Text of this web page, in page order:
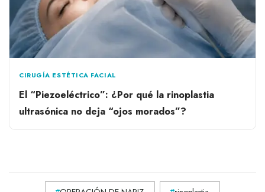
CIRUGÍA ESTÉTICA FACIAL
El “Piezoeléctrico”: ¿Por qué la rinoplastia
ultrasónica no deja “ojos morados”?